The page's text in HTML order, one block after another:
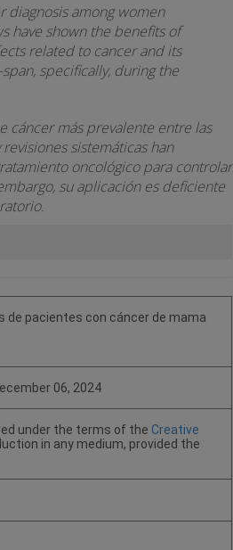
diagnosis among women
have shown the benefits of
related to cancer and its
specifically, during the
cáncer más prevalente entre las
sistemáticas han
oncológico para controlar
su aplicación es deficiente
de pacientes con cáncer de mama
06, 2024
under the terms of the Creative
in any medium, provided the